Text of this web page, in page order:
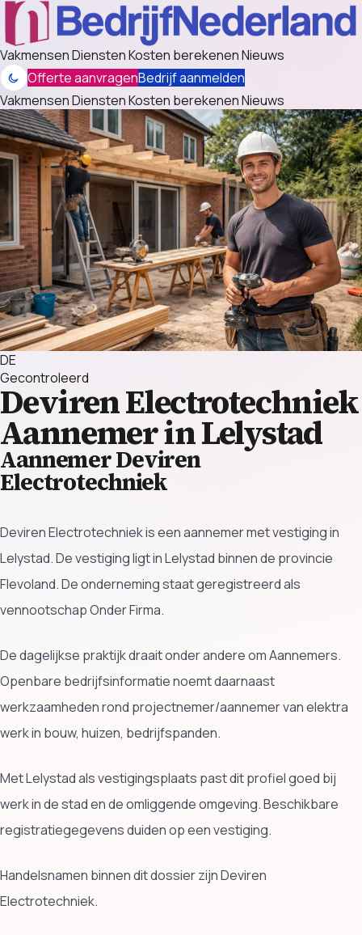
VakmensenDienstenKosten berekenenNieuws
Offerte aanvragenBedrijf aanmelden
VakmensenDienstenKosten berekenenNieuws
DE
Gecontroleerd
Deviren Electrotechniek
Aannemer in Lelystad
Aannemer Deviren
Electrotechniek
Deviren Electrotechniek is een aannemer met vestiging in
Lelystad. De vestiging ligt in Lelystad binnen de provincie
Flevoland. De onderneming staat geregistreerd als
vennootschap Onder Firma.
De dagelijkse praktijk draait onder andere om Aannemers.
Openbare bedrijfsinformatie noemt daarnaast
werkzaamheden rond projectnemer/aannemer van elektra
werk in bouw, huizen, bedrijfspanden.
Met Lelystad als vestigingsplaats past dit profiel goed bij
werk in de stad en de omliggende omgeving. Beschikbare
registratiegegevens duiden op een vestiging.
Handelsnamen binnen dit dossier zijn Deviren
Electrotechniek.